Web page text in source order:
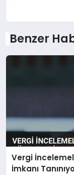
Benzer
Vergi
İmkanı